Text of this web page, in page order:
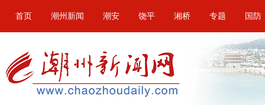
首页 潮州新闻 潮安 饶平 湘桥 专题 国防